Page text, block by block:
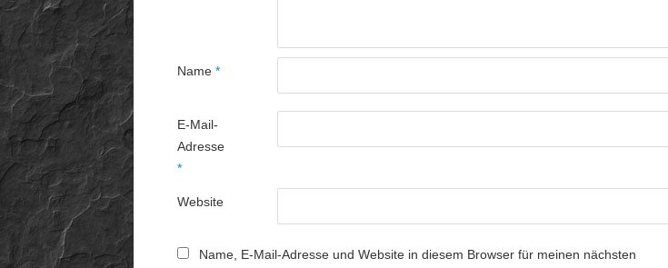
Name *
E-Mail-
Adresse
*
Website
Name, E-Mail-Adresse und Website in diesem Browser für meinen nächsten